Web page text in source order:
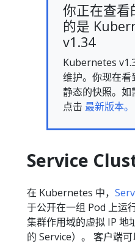
你正在查看
的是
v1.34
Kubernetes
维护。你现在
静态的快照。
点击 最新版本。
Service
在 Kubernetes 中，
于公开在一组 Pod 上运
集群作用域的虚拟 IP 地
的 Service）。 客户端